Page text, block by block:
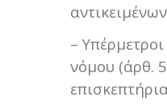
–
νόμου (άρθ.